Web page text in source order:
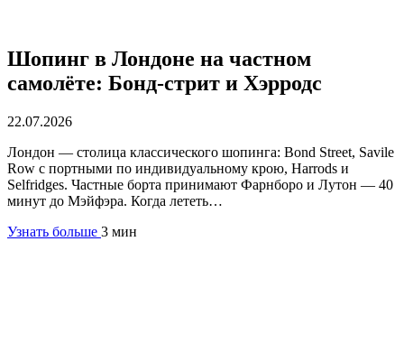
Шопинг в Лондоне на частном
самолёте: Бонд-стрит и Хэрродс
22.07.2026
Лондон — столица классического шопинга: Bond Street, Savile
Row с портными по индивидуальному крою, Harrods и
Selfridges. Частные борта принимают Фарнборо и Лутон — 40
минут до Мэйфэра. Когда лететь…
Узнать больше 3 мин